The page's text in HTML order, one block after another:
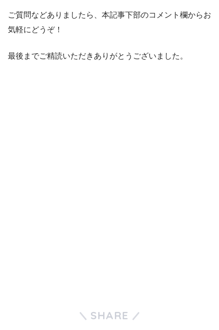
ご質問などありましたら、本記事下部のコメント欄からお
気軽にどうぞ！
最後までご精読いただきありがとうございました。
SHARE